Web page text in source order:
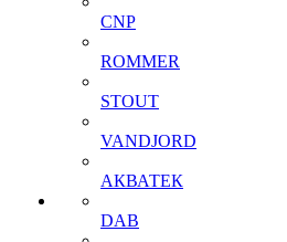
CNP
ROMMER
STOUT
VANDJORD
АКВАТЕК
DAB